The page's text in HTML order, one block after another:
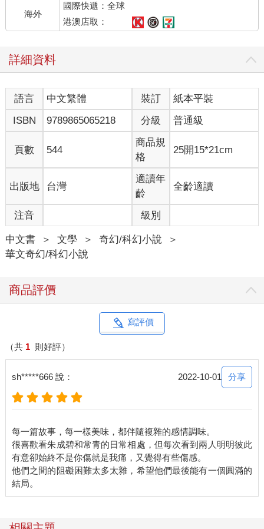
海外
國際快遞：全球
港澳店取：
詳細資料
語言 中文繁體 裝訂
紙本平裝
ISBN
9789865065218 分級 普通級
頁數 544
商品規
格
25開15*21cm
出版地 台灣
適讀年
齡
全齡適讀
注音 級別
中文書 ＞ 文學 ＞ 奇幻/科幻小說
＞
華文奇幻/科幻小說
商品評價
寫評價
（共 1 則好評）
sh*****666 說： 2022-10-01 分享
每一篇故事，每一樣美味，都伴隨複雜的感情調味。
很喜歡看朱成碧和常青的日常相處，但每次看到兩人明明彼此
有意卻始終不是你傷就是我痛，又覺得有些傷感。
他們之間的阻礙困難太多太雜，希望他們最後能有一個圓滿的